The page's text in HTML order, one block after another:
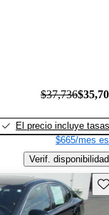
$37,736
El precio incluye tasas
$665/mes
Verif. disponibilidad